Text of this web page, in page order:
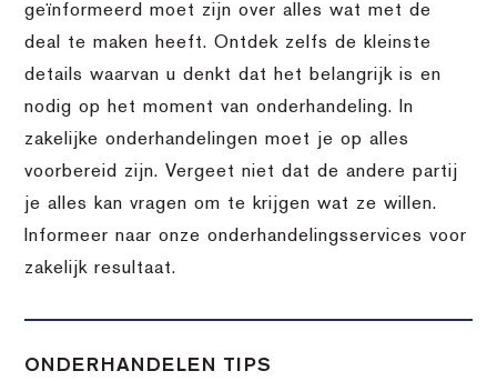
geïnformeerd moet zijn over alles wat met de
deal te maken heeft. Ontdek zelfs de kleinste
details waarvan u denkt dat het belangrijk is en
nodig op het moment van onderhandeling. In
zakelijke onderhandelingen moet je op alles
voorbereid zijn. Vergeet niet dat de andere partij
je alles kan vragen om te krijgen wat ze willen.
Informeer naar onze onderhandelingsservices voor
zakelijk resultaat.
ONDERHANDELEN TIPS